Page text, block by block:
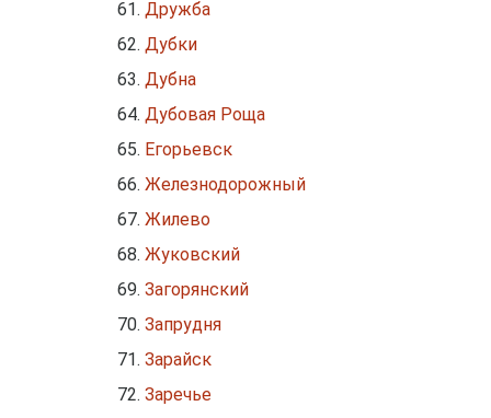
Дружба
Дубки
Дубна
Дубовая Роща
Егорьевск
Железнодорожный
Жилево
Жуковский
Загорянский
Запрудня
Зарайск
Заречье